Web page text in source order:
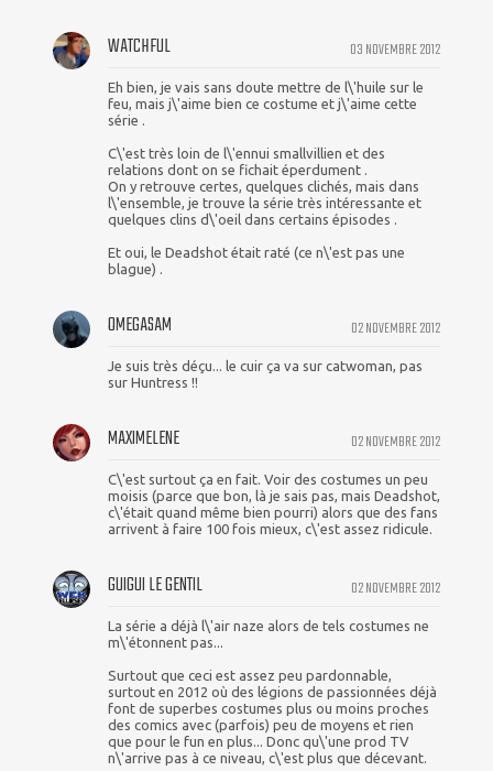
03 NOVEMBRE 2012
WATCHFUL
Eh bien, je vais sans doute mettre de l\'huile sur le
feu, mais j\'aime bien ce costume et j\'aime cette
série .
C\'est très loin de l\'ennui smallvillien et des
relations dont on se fichait éperdument .
On y retrouve certes, quelques clichés, mais dans
l\'ensemble, je trouve la série très intéressante et
quelques clins d\'oeil dans certains épisodes .
Et oui, le Deadshot était raté (ce n\'est pas une
blague) .
02 NOVEMBRE 2012
OMEGASAM
Je suis très déçu... le cuir ça va sur catwoman, pas
sur Huntress !!
02 NOVEMBRE 2012
MAXIMELENE
C\'est surtout ça en fait. Voir des costumes un peu
moisis (parce que bon, là je sais pas, mais Deadshot,
c\'était quand même bien pourri) alors que des fans
arrivent à faire 100 fois mieux, c\'est assez ridicule.
02 NOVEMBRE 2012
GUIGUI LE GENTIL
La série a déjà l\'air naze alors de tels costumes ne
m\'étonnent pas...
Surtout que ceci est assez peu pardonnable,
surtout en 2012 où des légions de passionnées déjà
font de superbes costumes plus ou moins proches
des comics avec (parfois) peu de moyens et rien
que pour le fun en plus... Donc qu\'une prod TV
n\'arrive pas à ce niveau, c\'est plus que décevant.